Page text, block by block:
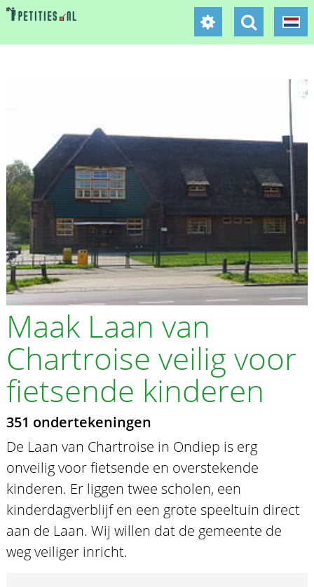
Maak Laan van
Chartroise veilig voor
fietsende kinderen
351 ondertekeningen
De Laan van Chartroise in Ondiep is erg
onveilig voor fietsende en overstekende
kinderen. Er liggen twee scholen, een
kinderdagverblijf en een grote speeltuin direct
aan de Laan. Wij willen dat de gemeente de
weg veiliger inricht.